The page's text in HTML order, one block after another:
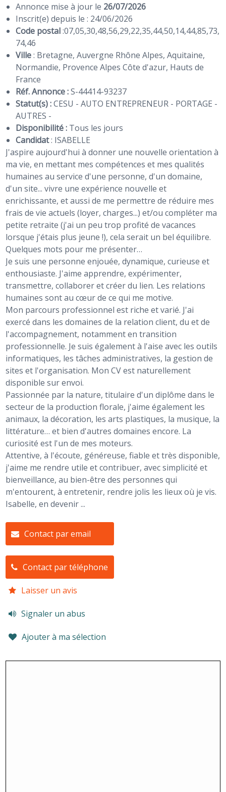
Annonce mise à jour le 26/07/2026
Inscrit(e) depuis le : 24/06/2026
Code postal:07,05,30,48,56,29,22,35,44,50,14,44,85,73,
74,46
Ville: Bretagne, Auvergne Rhône Alpes, Aquitaine,
Normandie, Provence Alpes Côte d'azur, Hauts de
France
Réf. Annonce :S-44414-93237
Statut(s) :CESU - AUTO ENTREPRENEUR - PORTAGE -
AUTRES -
Disponibilité : Tous les jours
Candidat: ISABELLE
J'aspire aujourd'hui à donner une nouvelle orientation à
ma vie, en mettant mes compétences et mes qualités
humaines au service d'une personne, d'un domaine,
d'un site... vivre une expérience nouvelle et
enrichissante, et aussi de me permettre de réduire mes
frais de vie actuels (loyer, charges...) et/ou compléter ma
petite retraite (j'ai un peu trop profité de vacances
lorsque j'étais plus jeune !), cela serait un bel équilibre.
Quelques mots pour me présenter…
Je suis une personne enjouée, dynamique, curieuse et
enthousiaste. J'aime apprendre, expérimenter,
transmettre, collaborer et créer du lien. Les relations
humaines sont au cœur de ce qui me motive.
Mon parcours professionnel est riche et varié. J'ai
exercé dans les domaines de la relation client, du et de
l'accompagnement, notamment en transition
professionnelle. Je suis également à l'aise avec les outils
informatiques, les tâches administratives, la gestion de
sites et l'organisation. Mon CV est naturellement
disponible sur envoi.
Passionnée par la nature, titulaire d'un diplôme dans le
secteur de la production florale, j'aime également les
animaux, la décoration, les arts plastiques, la musique, la
littérature… et bien d'autres domaines encore. La
curiosité est l'un de mes moteurs.
Attentive, à l'écoute, généreuse, fiable et très disponible,
j'aime me rendre utile et contribuer, avec simplicité et
bienveillance, au bien-être des personnes qui
m'entourent, à entretenir, rendre jolis les lieux où je vis.
Isabelle, en devenir ...
Contact par email
Contact par téléphone
Laisser un avis
Signaler un abus
Ajouter à ma sélection